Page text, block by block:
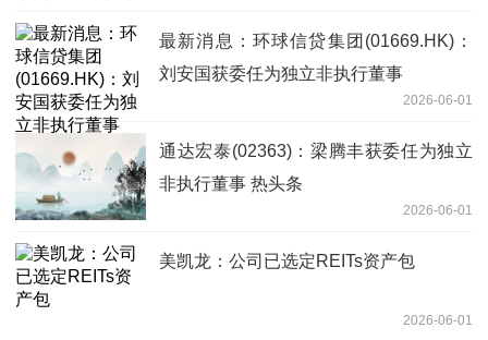
最新消息：环球信贷集团(01669.HK)：
刘安国获委任为独立非执行董事
2026-06-01
通达宏泰(02363)：梁腾丰获委任为独立
非执行董事 热头条
2026-06-01
美凯龙：公司已选定REITs资产包
2026-06-01